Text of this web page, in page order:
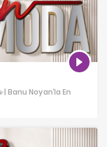
Banu Noyan’la En